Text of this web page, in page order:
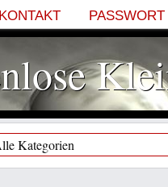
KONTAKT